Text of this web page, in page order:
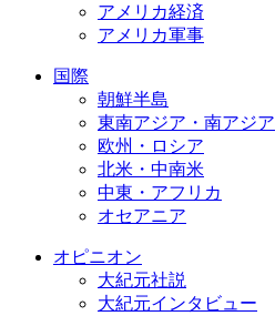
アメリカ経済
アメリカ軍事
国際
朝鮮半島
東南アジア・南アジア
欧州・ロシア
北米・中南米
中東・アフリカ
オセアニア
オピニオン
大紀元社説
大紀元インタビュー